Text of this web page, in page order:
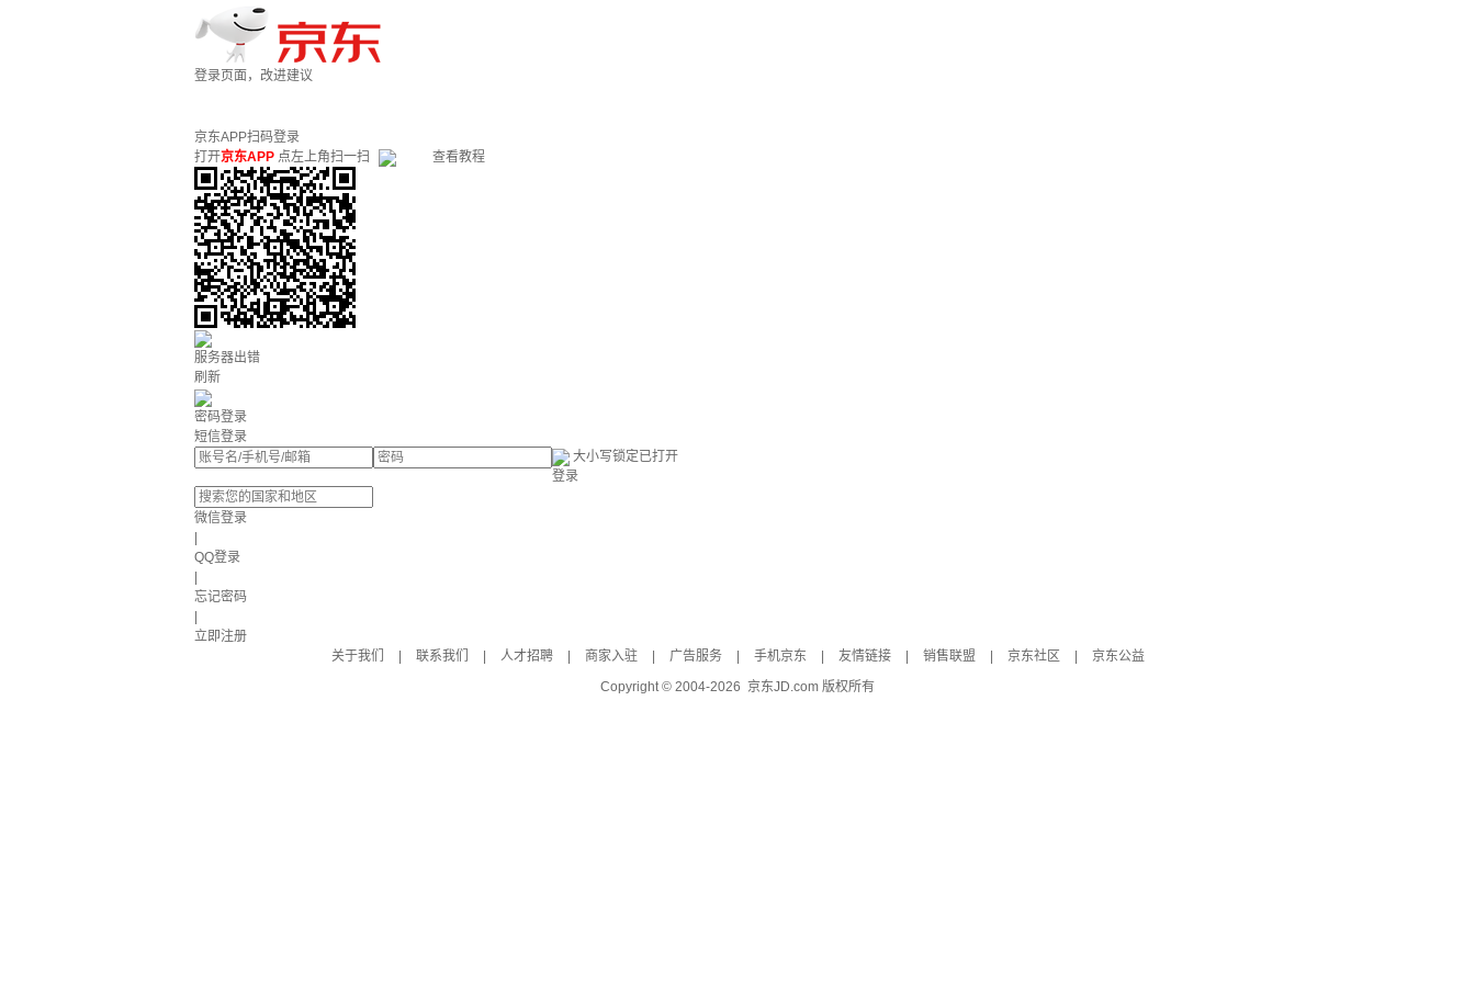
登录页面，改进建议
京东APP扫码登录
打开京东APP 点左上角扫一扫 查看教程
服务器出错
刷新
密码登录
短信登录
大小写锁定已打开
登录
微信登录
QQ登录
忘记密码
立即注册
关于我们
联系我们 人才招聘 商家入驻 广告服务 手机京东 友情链接 销售联盟 京东社区
京东公益
Copyright © 2004-2026 京东JD.com 版权所有